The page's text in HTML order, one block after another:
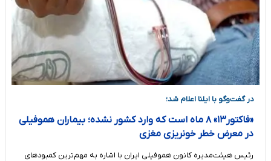
در گفت‌وگو با ایلنا اعلام شد؛
«فاکتور۱۳» ۸ ماه است که وارد کشور نشده؛ بیماران هموفیلی
در معرض خطر خونریزی مغزی
رئیس هیئت‌مدیره کانون هموفیلی ایران با اشاره به مهم‌ترین کمبودهای